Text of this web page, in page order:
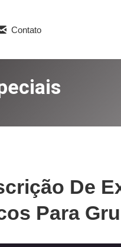
Contato
De
Para